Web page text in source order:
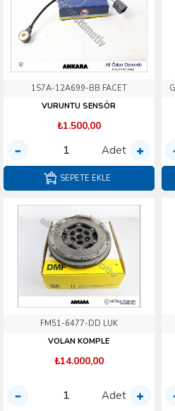
1S7A-12A699-BB FACET
VURUNTU SENSÖR
₺1.500,00
Adet
SEPETE EKLE
FM51-6477-DD LUK
VOLAN KOMPLE
₺14.000,00
Adet